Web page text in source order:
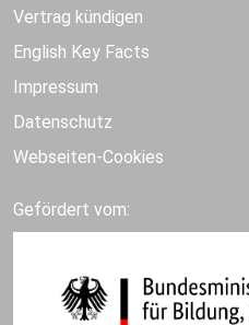
Vertrag kündigen
English Key Facts
Impressum
Datenschutz
Webseiten-Cookies
Gefördert vom: